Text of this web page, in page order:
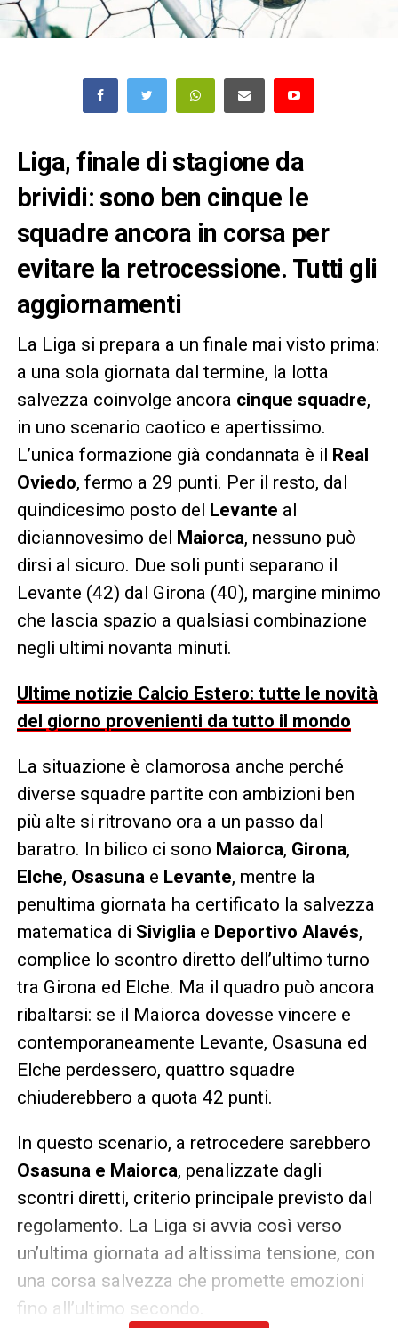
Liga, finale di stagione da
brividi: sono ben cinque le
squadre ancora in corsa per
evitare la retrocessione. Tutti gli
aggiornamenti
La Liga si prepara a un finale mai visto prima:
a una sola giornata dal termine, la lotta
salvezza coinvolge ancora cinque squadre,
in uno scenario caotico e apertissimo.
L’unica formazione già condannata è il Real
Oviedo, fermo a 29 punti. Per il resto, dal
quindicesimo posto del Levante al
diciannovesimo del Maiorca, nessuno può
dirsi al sicuro. Due soli punti separano il
Levante (42) dal Girona (40), margine minimo
che lascia spazio a qualsiasi combinazione
negli ultimi novanta minuti.
Ultime notizie Calcio Estero: tutte le novità
del giorno provenienti da tutto il mondo
La situazione è clamorosa anche perché
diverse squadre partite con ambizioni ben
più alte si ritrovano ora a un passo dal
baratro. In bilico ci sono Maiorca, Girona,
Elche, Osasuna e Levante, mentre la
penultima giornata ha certificato la salvezza
matematica di Siviglia e Deportivo Alavés,
complice lo scontro diretto dell’ultimo turno
tra Girona ed Elche. Ma il quadro può ancora
ribaltarsi: se il Maiorca dovesse vincere e
contemporaneamente Levante, Osasuna ed
Elche perdessero, quattro squadre
chiuderebbero a quota 42 punti.
In questo scenario, a retrocedere sarebbero
Osasuna e Maiorca, penalizzate dagli
scontri diretti, criterio principale previsto dal
regolamento. La Liga si avvia così verso
un’ultima giornata ad altissima tensione, con
una corsa salvezza che promette emozioni
fino all’ultimo secondo.